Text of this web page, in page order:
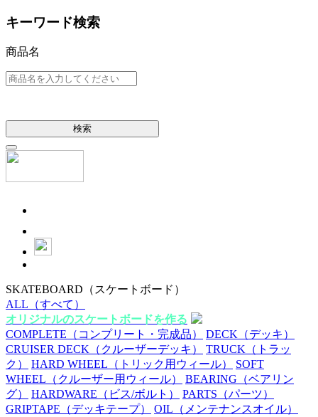
キーワード検索
商品名
検索
SKATEBOARD （スケートボード）
ALL （すべて）
オリジナルのスケートボードを作る
COMPLETE （コンプリート・完成品） DECK （デッキ）
CRUISER DECK （クルーザーデッキ） TRUCK （トラッ
ク）
HARD WHEEL （トリック用ウィール）
SOFT
WHEEL （クルーザー用ウィール） BEARING （ベアリン
グ）
HARDWARE （ビス/ボルト） PARTS （パーツ）
GRIPTAPE （デッキテープ） OIL （メンテナンスオイル）